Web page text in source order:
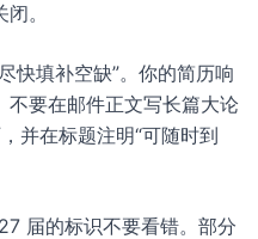
。
快填补空缺”。你的简历响
不要在邮件正文写长篇大论
并在标题注明“可随时到
届的标识不要看错。部分